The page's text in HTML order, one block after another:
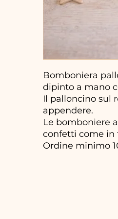
Bomboniera
dipinto a mano
Il palloncino sul
appendere.
Le bomboniere
confetti come in
Ordine minimo